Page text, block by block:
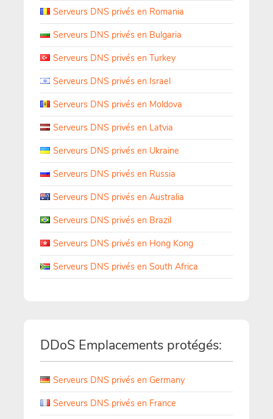
Serveurs DNS privés en Romania
Serveurs DNS privés en Bulgaria
Serveurs DNS privés en Turkey
Serveurs DNS privés en Israel
Serveurs DNS privés en Moldova
Serveurs DNS privés en Latvia
Serveurs DNS privés en Ukraine
Serveurs DNS privés en Russia
Serveurs DNS privés en Australia
Serveurs DNS privés en Brazil
Serveurs DNS privés en Hong Kong
Serveurs DNS privés en South Africa
DDoS Emplacements protégés:
Serveurs DNS privés en Germany
Serveurs DNS privés en France